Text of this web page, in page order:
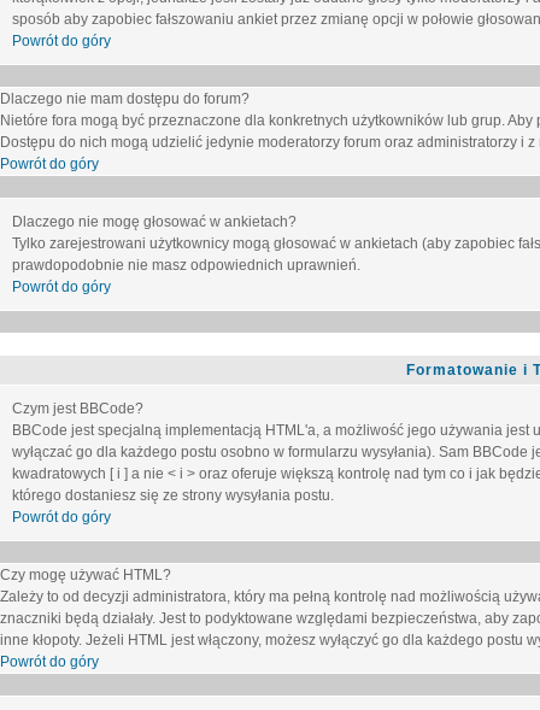
sposób aby zapobiec fałszowaniu ankiet przez zmianę opcji w połowie
Powrót do góry
Dlaczego nie mam dostępu do forum?
Nietóre fora mogą być przeznaczone dla konkretnych użytkowników lub grup.
Dostępu do nich mogą udzielić jedynie moderatorzy forum oraz administratorzy i
Powrót do góry
Dlaczego nie mogę głosować w ankietach?
Tylko zarejestrowani użytkownicy mogą głosować w ankietach (aby zapobiec
prawdopodobnie nie masz odpowiednich uprawnień.
Powrót do góry
Formatowanie i
Czym jest BBCode?
BBCode jest specjalną implementacją HTML'a, a możliwość jego używania
wyłączać go dla każdego postu osobno w formularzu wysyłania). Sam
kwadratowych [ i ] a nie < i > oraz oferuje większą kontrolę nad tym co i jak
którego dostaniesz się ze strony wysyłania postu.
Powrót do góry
Czy mogę używać HTML?
Zależy to od decyzji administratora, który ma pełną kontrolę nad możliwością
znaczniki będą działały. Jest to podyktowane względami bezpieczeństwa, aby
inne kłopoty. Jeżeli HTML jest włączony, możesz wyłączyć go dla każdego
Powrót do góry